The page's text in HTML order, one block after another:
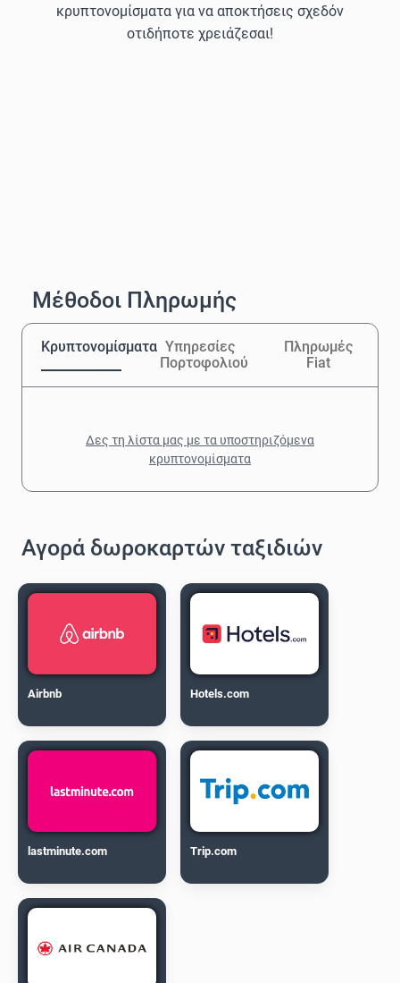
κρυπτονομίσματα για να αποκτήσεις σχεδόν
οτιδήποτε χρειάζεσαι!
Μέθοδοι Πληρωμής
Κρυπτονομίσματα Υπηρεσίες
Πορτοφολιού
Πληρωμές
Fiat
Δες τη λίστα μας με τα υποστηριζόμενα
κρυπτονομίσματα
Αγορά δωροκαρτών ταξιδιών
Airbnb Hotels.com
lastminute.com Trip.com